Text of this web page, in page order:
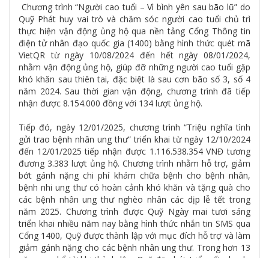
Chương trình “Người cao tuổi – Vì bình yên sau bão lũ” do
Quỹ Phát huy vai trò và chăm sóc người cao tuổi chủ trì
thực hiện vận động ủng hộ qua nền tảng Cổng Thông tin
điện tử nhân đạo quốc gia (1400) bằng hình thức quét mã
VietQR từ ngày 10/08/2024 đến hết ngày 08/01/2024,
nhằm vận động ủng hộ, giúp đỡ những người cao tuổi gặp
khó khăn sau thiên tai, đặc biệt là sau cơn bão số 3, số 4
năm 2024. Sau thời gian vận động, chương trình đã tiếp
nhận được 8.154.000 đồng với 134 lượt ủng hộ.
Tiếp đó, ngày 12/01/2025, chương trình “Triệu nghĩa tình
gửi trao bệnh nhân ung thư” triển khai từ ngày 12/10/2024
đến 12/01/2025 tiếp nhận được 1.116.538.354 VNĐ tương
đương 3.383 lượt ủng hộ. Chương trình nhằm hỗ trợ, giảm
bớt gánh nặng chi phí khám chữa bệnh cho bệnh nhân,
bệnh nhi ung thư có hoàn cảnh khó khăn và tặng quà cho
các bệnh nhân ung thư nghèo nhân các dịp lễ tết trong
năm 2025. Chương trình được Quỹ Ngày mai tươi sáng
triển khai nhiều năm nay bằng hình thức nhắn tin SMS qua
Cổng 1400, Quỹ được thành lập với mục đích hỗ trợ và làm
giảm gánh nặng cho các bệnh nhân ung thư. Trong hơn 13